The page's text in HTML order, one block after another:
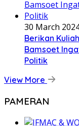
30 March
Berikan
Bamsoet
Politik
View More
PAMERAN